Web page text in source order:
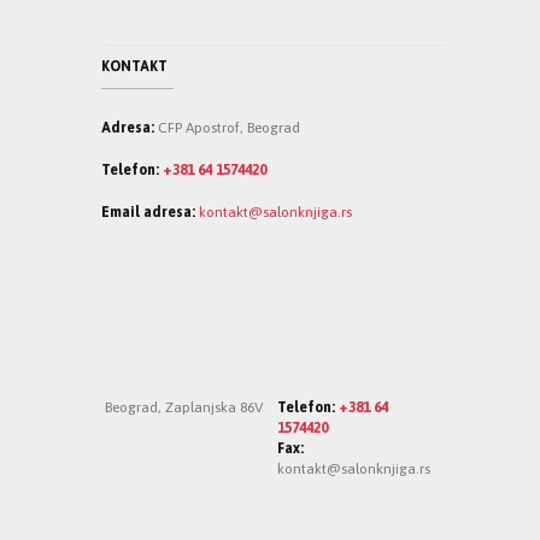
KONTAKT
Adresa: CFP Apostrof, Beograd
Telefon: +381 64 1574420
Email adresa: kontakt@salonknjiga.rs
Telefon: +381 64
1574420
Fax:
kontakt@salonknjiga.rs
Beograd, Zaplanjska 86V